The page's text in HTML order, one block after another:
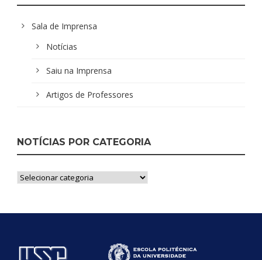
Sala de Imprensa
Notícias
Saiu na Imprensa
Artigos de Professores
NOTÍCIAS POR CATEGORIA
Notícias